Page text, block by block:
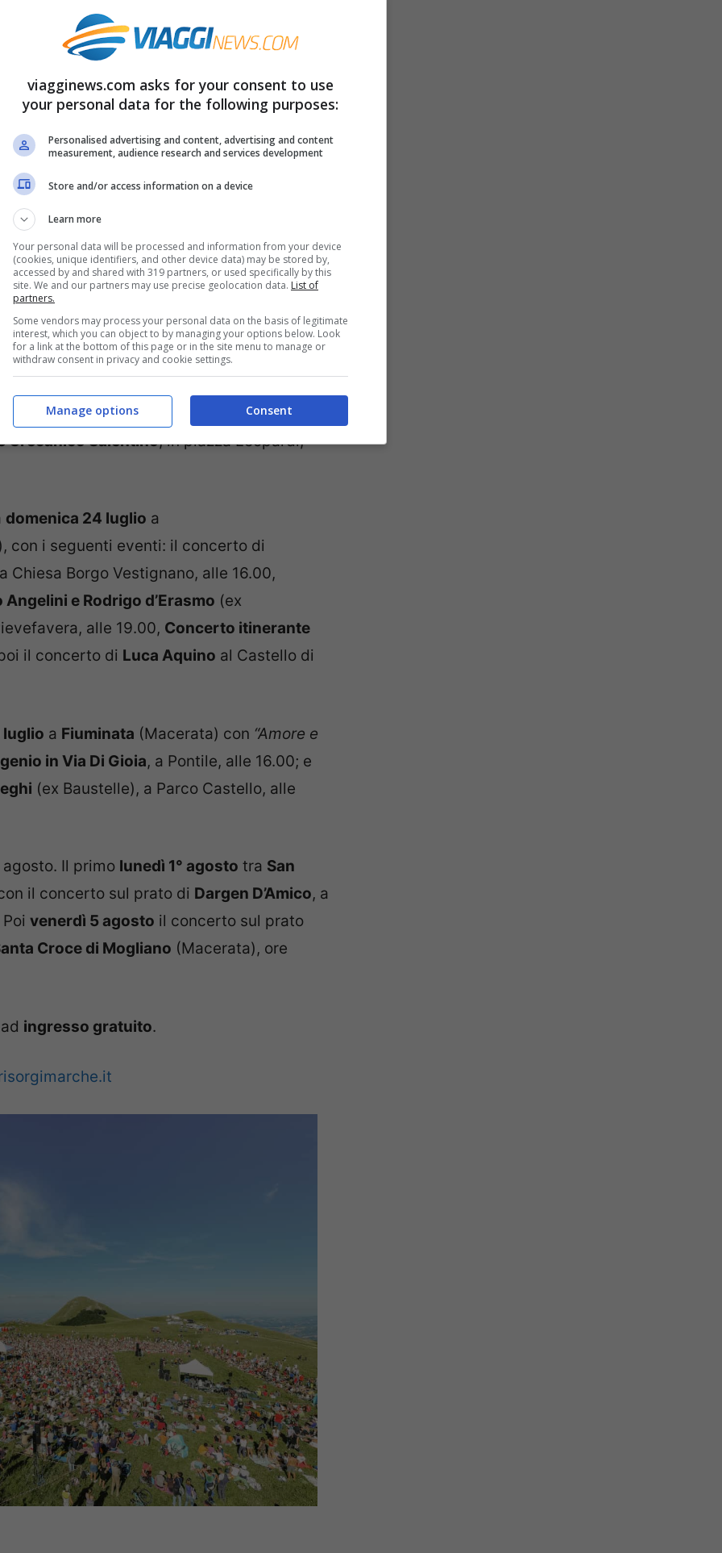
la notte” di Villa Strada Concert Band e
9 luglio tra Sarnano e Amandola
e Amara per
già sold out; mentredomenica 10 luglio
ad Apiro (Macerata), alle 16.30, il concerto
Bolognola (Macerata), alle 16.30, è da
Sinigallia “A cuor leggero”.
pertre appuntamentiadEsanatoglia
o”, con il concerto diAlessandro
16.00, l’incontro
Omar Pedrini, in Corso Vittorio Emanuele,
Grecanico Salentino, in piazza Leopardi,
domenica 24 luglio a
con i seguenti eventi: il concerto di
Chiesa Borgo Vestignano, alle 16.00,
Angelini e Rodrigo d’Erasmo (ex
alle 19.00, Concerto itinerante
il concerto di Luca Aquino al Castello di
luglio a Fiuminata (Macerata) con “Amore e
in Via Di Gioia, a Pontile, alle 16.00; e
(ex Baustelle), a Parco Castello, alle
Il primo lunedì 1° agosto tra San
il concerto sul prato di Dargen D’Amico, a
venerdì 5 agosto il concerto sul prato
Croce di Mogliano (Macerata), ore
ingresso gratuito.
viagginews.com asks for your consent to use
your personal data for the following purposes:
Personalised advertising and content, advertising and content
measurement, audience research and services development
Store and/or access information on a device
Learn more
Your personal data will be processed and information from your device
(cookies, unique identifiers, and other device data) may be stored by,
accessed by and shared with 319 partners, or used specifically by this
site. We and our partners may use precise geolocation data. List of
partners.
Some vendors may process your personal data on the basis of legitimate
interest, which you can object to by managing your options below. Look
for a link at the bottom of this page or in the site menu to manage or
withdraw consent in privacy and cookie settings.
Consent
Manage options